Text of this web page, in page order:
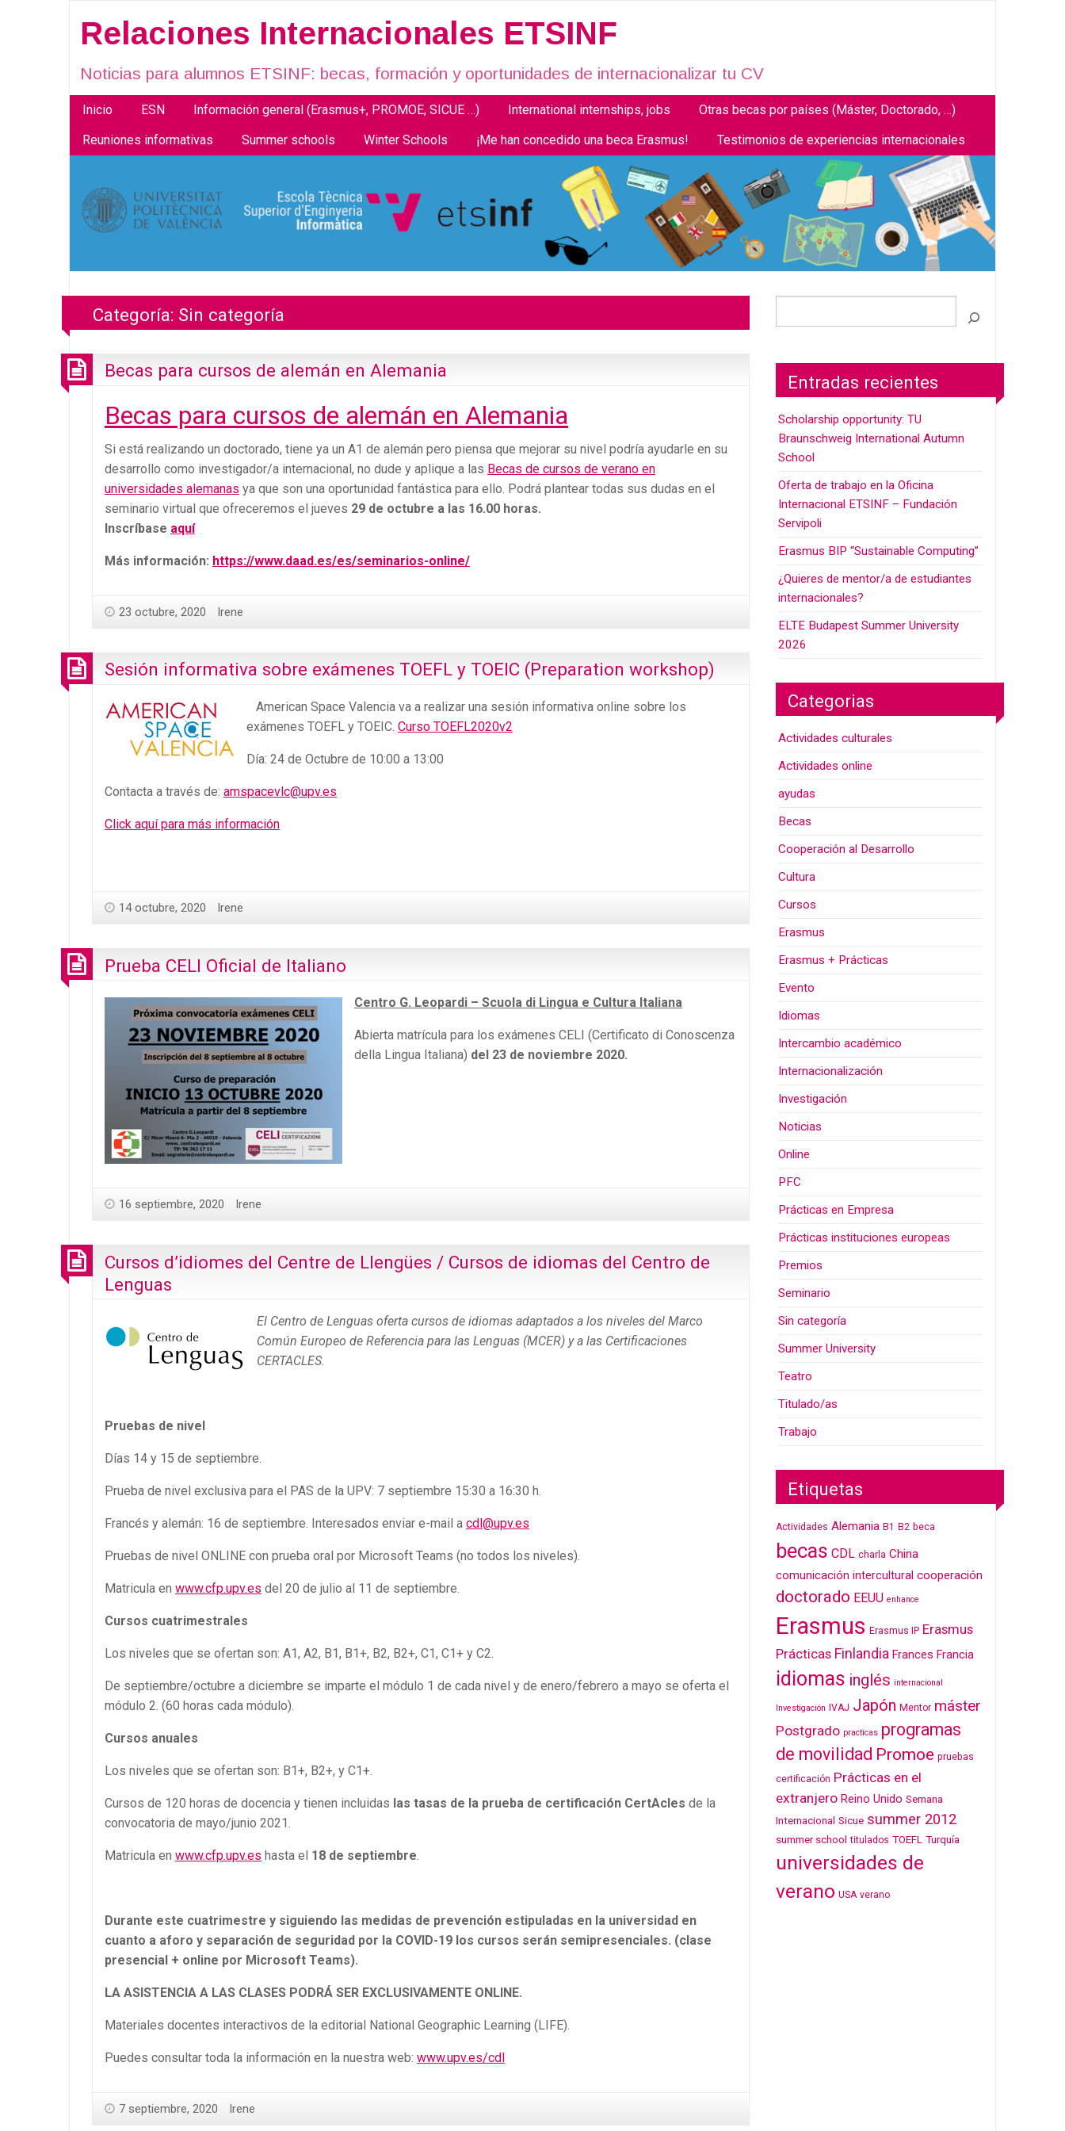
Relaciones Internacionales ETSINF
Noticias para alumnos ETSINF: becas, formación y oportunidades de internacionalizar tu CV
Inicio ESN Información general (Erasmus+, PROMOE, SICUE …) International internships, jobs Otras becas por países (Máster, Doctorado, …)
Reuniones informativas Summer schools Winter Schools ¡Me han concedido una beca Erasmus! Testimonios de experiencias internacionales
Categoría: Sin categoría
Becas para cursos de alemán en Alemania
Becas para cursos de alemán en Alemania
Si está realizando un doctorado, tiene ya un A1 de alemán pero piensa que mejorar su nivel podría ayudarle en su
desarrollo como investigador/a internacional, no dude y aplique a las Becas de cursos de verano en
universidades alemanas ya que son una oportunidad fantástica para ello. Podrá plantear todas sus dudas en el
seminario virtual que ofreceremos el jueves 29 de octubre a las 16.00 horas.
Inscríbase aquí
Más información: https://www.daad.es/es/seminarios-online/
23 octubre, 2020 Irene
Sesión informativa sobre exámenes TOEFL y TOEIC (Preparation workshop)
American Space Valencia va a realizar una sesión informativa online sobre los
exámenes TOEFL y TOEIC. Curso TOEFL2020v2
Día: 24 de Octubre de 10:00 a 13:00
Contacta a través de: amspacevlc@upv.es
Click aquí para más información
14 octubre, 2020 Irene
Prueba CELI Oficial de Italiano
Centro G. Leopardi – Scuola di Lingua e Cultura Italiana
Abierta matrícula para los exámenes CELI (Certificato di Conoscenza
della Lingua Italiana) del 23 de noviembre 2020.
16 septiembre, 2020 Irene
Cursos d’idiomes del Centre de Llengües / Cursos de idiomas del Centro de
Lenguas
El Centro de Lenguas oferta cursos de idiomas adaptados a los niveles del Marco
Común Europeo de Referencia para las Lenguas (MCER) y a las Certificaciones
CERTACLES.
Pruebas de nivel
Días 14 y 15 de septiembre.
Prueba de nivel exclusiva para el PAS de la UPV: 7 septiembre 15:30 a 16:30 h.
Francés y alemán: 16 de septiembre. Interesados enviar e-mail a cdl@upv.es
Pruebas de nivel ONLINE con prueba oral por Microsoft Teams (no todos los niveles).
Matricula en www.cfp.upv.es del 20 de julio al 11 de septiembre.
Cursos cuatrimestrales
Los niveles que se ofertan son: A1, A2, B1, B1+, B2, B2+, C1, C1+ y C2.
De septiembre/octubre a diciembre se imparte el módulo 1 de cada nivel y de enero/febrero a mayo se oferta el
módulo 2. (60 horas cada módulo).
Cursos anuales
Los niveles que se ofertan son: B1+, B2+, y C1+.
Cursos de 120 horas de docencia y tienen incluidas las tasas de la prueba de certificación CertAcles de la
convocatoria de mayo/junio 2021.
Matricula en www.cfp.upv.es hasta el 18 de septiembre.
Durante este cuatrimestre y siguiendo las medidas de prevención estipuladas en la universidad en
cuanto a aforo y separación de seguridad por la COVID-19 los cursos serán semipresenciales. (clase
presencial + online por Microsoft Teams).
LA ASISTENCIA A LAS CLASES PODRÁ SER EXCLUSIVAMENTE ONLINE.
Materiales docentes interactivos de la editorial National Geographic Learning (LIFE).
Puedes consultar toda la información en la nuestra web: www.upv.es/cdl
7 septiembre, 2020 Irene
Entradas recientes
Scholarship opportunity: TU
Braunschweig International Autumn
School
Oferta de trabajo en la Oficina
Internacional ETSINF – Fundación
Servipoli
Erasmus BIP “Sustainable Computing”
¿Quieres de mentor/a de estudiantes
internacionales?
ELTE Budapest Summer University
2026
Categorias
Actividades culturales
Actividades online
ayudas
Becas
Cooperación al Desarrollo
Cultura
Cursos
Erasmus
Erasmus + Prácticas
Evento
Idiomas
Intercambio académico
Internacionalización
Investigación
Noticias
Online
PFC
Prácticas en Empresa
Prácticas instituciones europeas
Premios
Seminario
Sin categoría
Summer University
Teatro
Titulado/as
Trabajo
Etiquetas
Actividades Alemania B1 B2 beca
becas CDL charla China
comunicación intercultural cooperación
doctorado EEUU enhance
Erasmus Erasmus IP Erasmus
Prácticas Finlandia Frances Francia
idiomas inglés internacional
Investigación IVAJ Japón Mentor máster
Postgrado practicas programas
de movilidad Promoe pruebas
certificación Prácticas en el
extranjero Reino Unido Semana
Internacional Sicue summer 2012
summer school titulados TOEFL Turquía
universidades de
verano USA verano